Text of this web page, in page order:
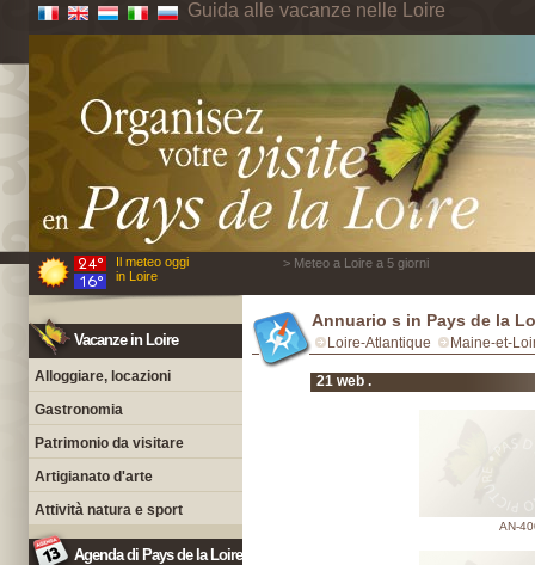
Guida alle vacanze nelle Loire
Il meteo oggi
in Loire
> Meteo a Loire a 5 giorni
Vacanze in Loire
Alloggiare, locazioni
Gastronomia
Patrimonio da visitare
Artigianato d'arte
Attività natura e sport
Agenda di Pays de la Loire
Annuario s in Pays de la
Loire-Atlantique Maine-et-
21 web .
AN-